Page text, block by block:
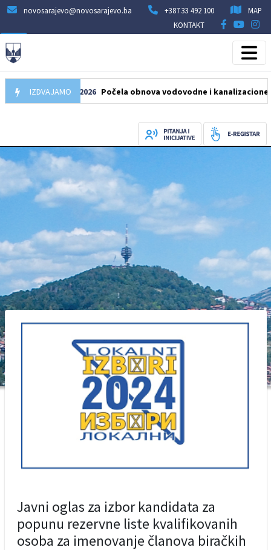
novosarajevo@novosarajevo.ba +387 33 492 100
MAP
KONTAKT
IZDVAJAMO
05.08.2026 Počela obnova vodovodne i kanalizacione mreže
Javni oglas za izbor kandidata za
popunu rezervne liste kvalifikovanih
osoba za imenovanje članova biračkih